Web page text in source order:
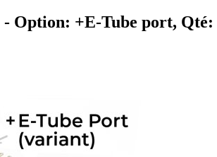
- Option: +E-Tube port, Qté: